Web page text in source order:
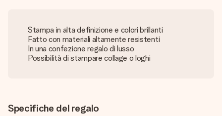
Stampa in alta definizione e colori brillanti
Fatto con materiali altamente resistenti
In una confezione regalo di lusso
Possibilità di stampare collage o loghi
Specifiche del regalo